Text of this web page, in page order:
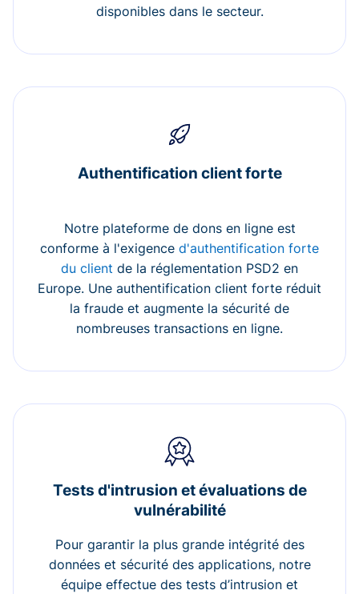
disponibles dans le secteur.
Authentification client forte
Notre plateforme de dons en ligne est
conforme à l'exigence d'authentification forte
du client de la réglementation PSD2 en
Europe. Une authentification client forte réduit
la fraude et augmente la sécurité de
nombreuses transactions en ligne.
Tests d'intrusion et évaluations de
vulnérabilité
Pour garantir la plus grande intégrité des
données et sécurité des applications, notre
équipe effectue des tests d’intrusion et